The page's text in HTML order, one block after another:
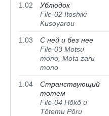
1.02
Ублюдок
File-02 Itoshiki
Kusoyarou
1.03
С ней и без нее
File-03 Motsu
mono, Mota zaru
mono
1.04
Странствующий
тотем
File-04 Hōkō u
Tōtemu Pōru